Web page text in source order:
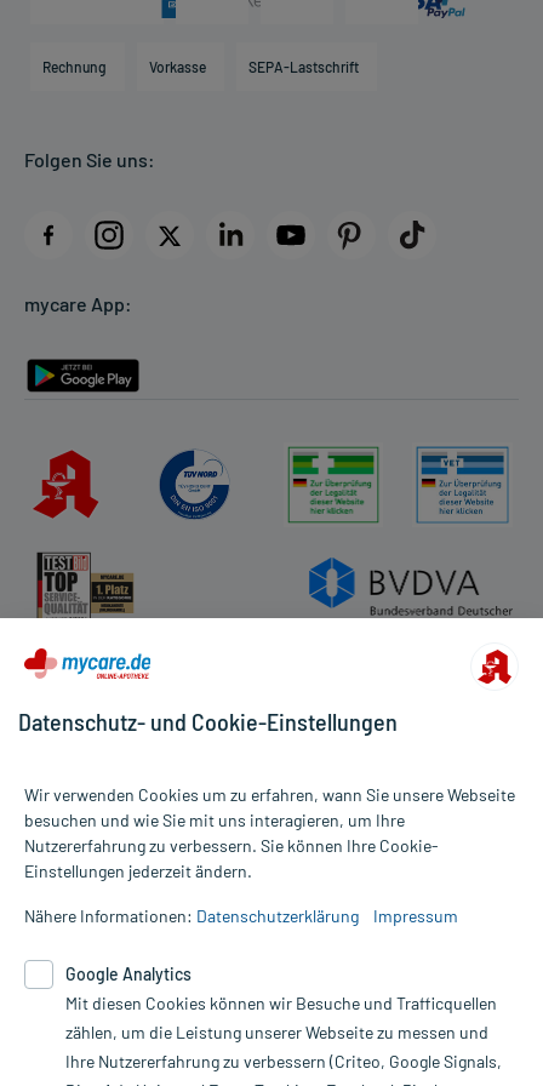
Direktabrechnung PKV
AGB
Datenschutz
Rückgabe/Widerruf
Rechnung Vorkasse SEPA-Lastschrift
Folgen Sie uns:
mycare App:
Alle Preise gelten inkl. MwSt., ggf. zzgl. Versandkosten
Informationen auf dieser Website werden ausschließlich für
die Untersuchung und Behandlung durch einen Arzt. Bitte
Therapien eingeleitet werden können. | Diese Webseite benutzt
Google Analytics. Lesen Sie bitte dazu die wichtigen Hinweise in
unserer Datenschutzerklärung. Für den Widerruf einer Bestellung
nutzen Sie das Formular:
Datenschutz- und Cookie-Einstellungen
Wir verwenden Cookies um zu erfahren, wann Sie unsere Webseite
besuchen und wie Sie mit uns interagieren, um Ihre
Nutzererfahrung zu verbessern. Sie können Ihre Cookie-
Einstellungen jederzeit ändern.
Nähere Informationen: Datenschutzerklärung Impressum
Google Analytics
Mit diesen Cookies können wir Besuche und Trafficquellen
zählen, um die Leistung unserer Webseite zu messen und
Ihre Nutzererfahrung zu verbessern (Criteo, Google Signals,